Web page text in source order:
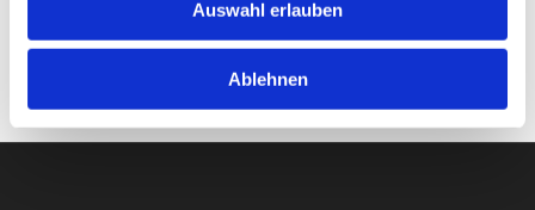
Auswahl erlauben
Ablehnen
Liftmodellen an.